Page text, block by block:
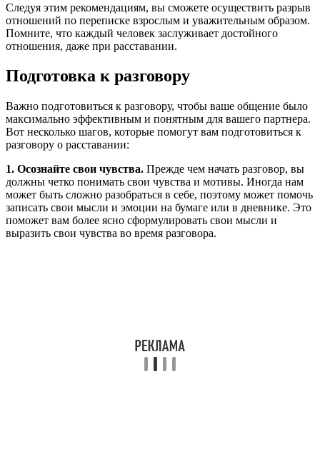
Следуя этим рекомендациям, вы сможете осуществить разрыв
отношений по переписке взрослым и уважительным образом.
Помните, что каждый человек заслуживает достойного
отношения, даже при расставании.
Подготовка к разговору
Важно подготовиться к разговору, чтобы ваше общение было
максимально эффективным и понятным для вашего партнера.
Вот несколько шагов, которые помогут вам подготовиться к
разговору о расставании:
1. Осознайте свои чувства. Прежде чем начать разговор, вы
должны четко понимать свои чувства и мотивы. Иногда нам
может быть сложно разобраться в себе, поэтому может помочь
записать свои мысли и эмоции на бумаге или в дневнике. Это
поможет вам более ясно сформулировать свои мысли и
выразить свои чувства во время разговора.